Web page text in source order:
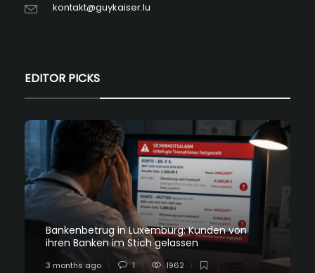
kontakt@guykaiser.lu
EDITOR PICKS
Bankenbetrug in Luxemburg: Kunden von
ihren Banken im Stich gelassen
3 months ago 1 1962